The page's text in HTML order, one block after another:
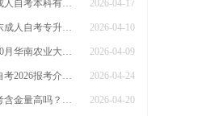
2026年成人自考本科有啥要求？能免考吗？ 2026-04-17
2026广东成人自考专升本报名入口官网（附时间表） 2026-04-10
2026年10月华南农业大学自考市场营销报名流程【图解】 2026-04-09
广东小自考2026报考介绍：助学点|学校|专业 2026-04-24
26年自考含金量高吗？符合什么条件能报名？ 2026-04-20